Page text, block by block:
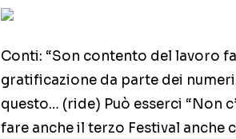
Conti: “Son contento del lavoro
gratificazione da parte dei
questo… (ride) Può esserci “Non
fare anche il terzo Festival anche